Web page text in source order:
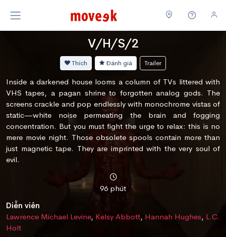
V/H/S/2
Thích Đánh giá Trailer
Inside a darkened house looms a column of TVs littered with
VHS tapes, a pagan shrine to forgotten analog gods. The
screens crackle and pop endlessly with monochrome vistas of
static—white noise permeating the brain and fogging
concentration. But you must fight the urge to relax: this is no
mere movie night. Those obsolete spools contain more than
just magnetic tape. They are imprinted with the very soul of
evil.
96 phút
Diễn viên
Lawrence Michael Levine, Kelsy Abbott, Hannah Hughes, L.C.
Holt